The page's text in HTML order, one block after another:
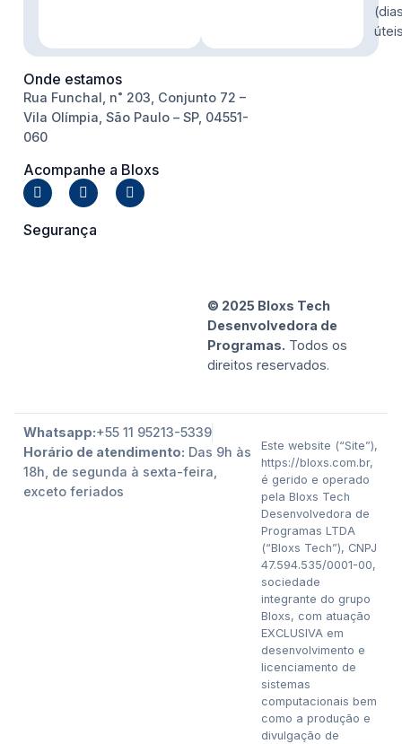
Onde estamos
Rua Funchal, n˚ 203, Conjunto 72 –
Vila Olímpia, São Paulo – SP, 04551-
060
Acompanhe a Bloxs
Segurança
© 2025 Bloxs Tech
Desenvolvedora de
Programas. Todos os
direitos reservados.
Whatsapp:+55 11 95213-5339
Horário de atendimento: Das 9h às
18h, de segunda à sexta-feira,
exceto feriados
Este website (“Site”),
https://bloxs.com.br,
é gerido e operado
pela Bloxs Tech
Desenvolvedora de
Programas LTDA
(“Bloxs Tech”), CNPJ
47.594.535/0001-00,
sociedade
integrante do grupo
Bloxs, com atuação
EXCLUSIVA em
desenvolvimento e
licenciamento de
sistemas
computacionais bem
como a produção e
divulgação de